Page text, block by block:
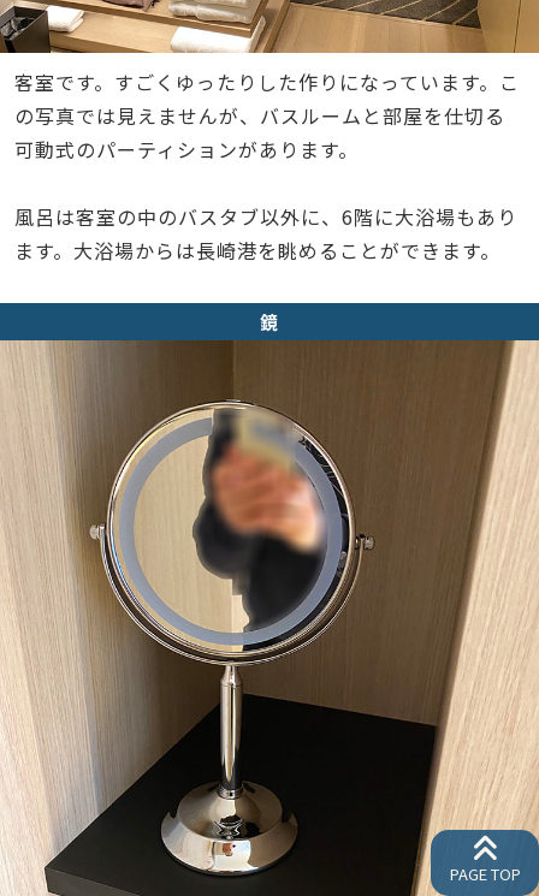
客室です。すごくゆったりした作りになっています。こ
の写真では見えませんが、バスルームと部屋を仕切る
可動式のパーティションがあります。
風呂は客室の中のバスタブ以外に、6階に大浴場もあり
ます。大浴場からは長崎港を眺めることができます。
鏡